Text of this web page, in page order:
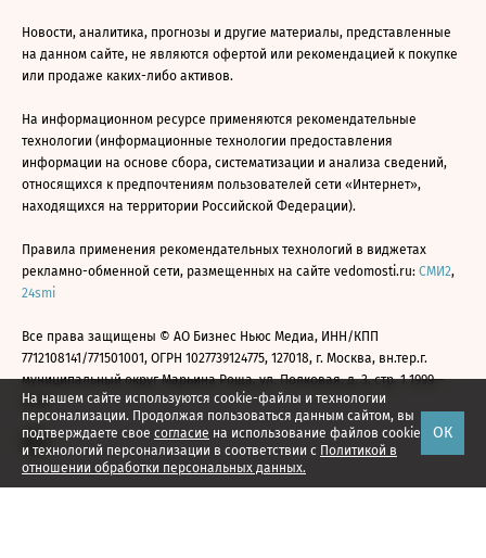
На нашем сайте используются cookie-файлы и технологии
персонализации. Продолжая пользоваться данным сайтом, вы
подтверждаете свое согласие на использование файлов cookie
и технологий персонализации в соответствии с Политикой в
отношении обработки персональных данных.
ОК
Новости, аналитика, прогнозы и другие материалы, представленные
на данном сайте, не являются офертой или рекомендацией к покупке
или продаже каких-либо активов.
На информационном ресурсе применяются рекомендательные
технологии (информационные технологии предоставления
информации на основе сбора, систематизации и анализа сведений,
относящихся к предпочтениям пользователей сети «Интернет»,
находящихся на территории Российской Федерации).
Правила применения рекомендательных технологий в виджетах
рекламно-обменной сети, размещенных на сайте vedomosti.ru: СМИ2,
24smi
Все права защищены © АО Бизнес Ньюс Медиа, ИНН/КПП
7712108141/771501001, ОГРН 1027739124775, 127018, г. Москва, вн.тер.г.
муниципальный округ Марьина Роща, ул. Полковая, д. 3, стр. 1 1999—
2026